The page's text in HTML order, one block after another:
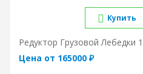
Купить
Редуктор Грузовой Лебедки
Цена от 165000 ₽